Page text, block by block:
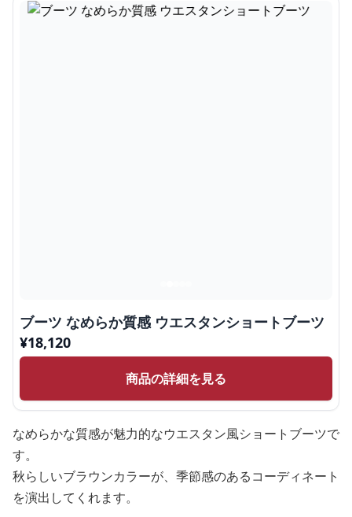
ブーツ なめらか質感 ウエスタンショートブーツ
¥18,120
商品の詳細を見る
なめらかな質感が魅力的なウエスタン風ショートブーツで
す。
秋らしいブラウンカラーが、季節感のあるコーディネート
を演出してくれます。